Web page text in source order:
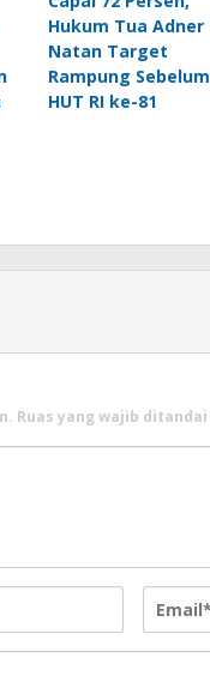
Hukum Tua Adner
Natan Target
Rampung Sebelum
HUT RI ke-81
Ruas yang wajib ditandai